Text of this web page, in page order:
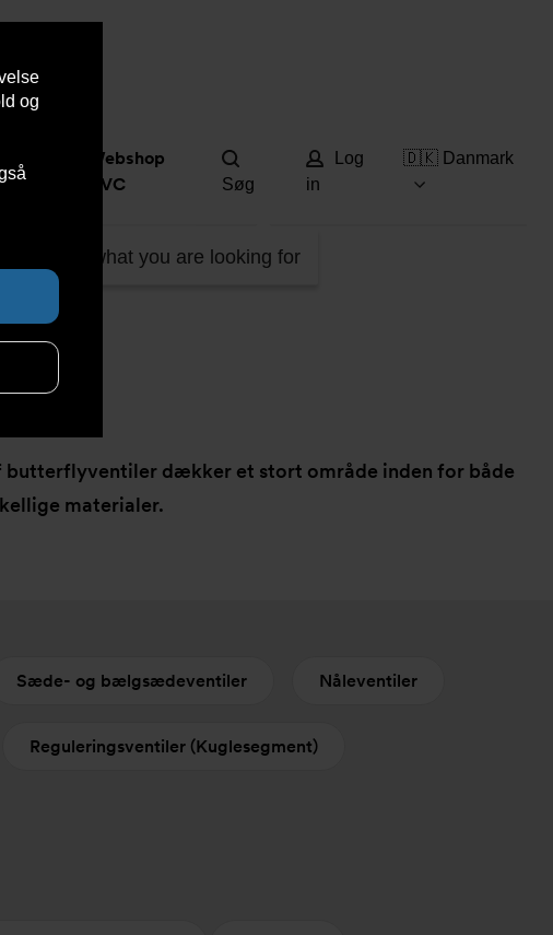
og
Webshop
DVC
Find what you are looking for
Søg
Log
in
🇩🇰 Danmark
dækker et stort område inden for både
materialer.
Sæde- og bælgsædeventiler Nåleventiler
Reguleringsventiler (Kuglesegment)